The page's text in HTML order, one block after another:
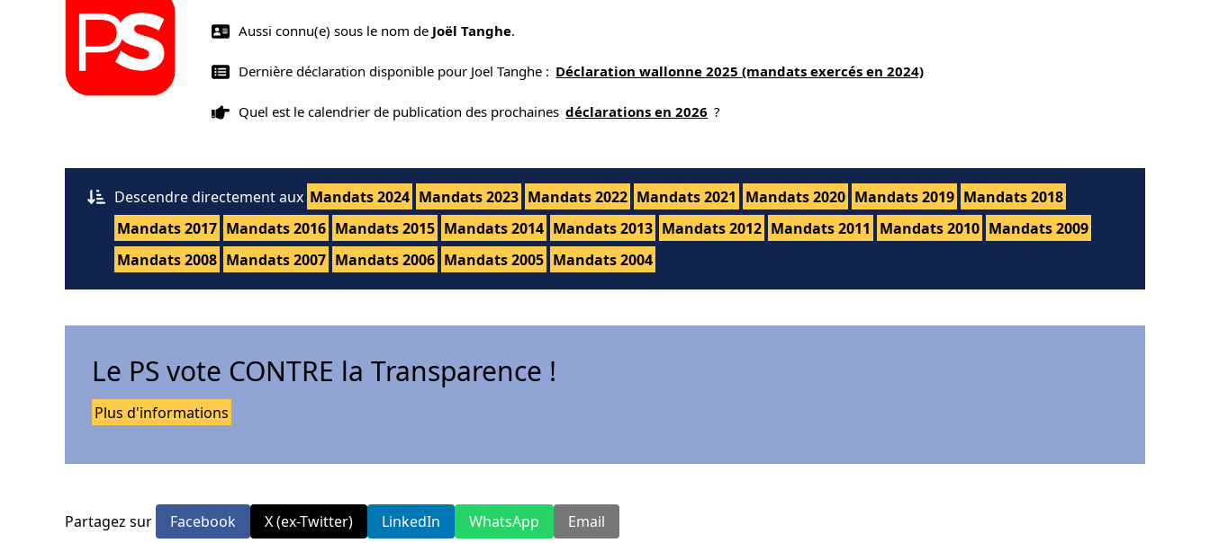
Aussi connu(e) sous le nom de Joël Tanghe.
Dernière déclaration disponible pour Joel Tanghe : Déclaration wallonne 2025 (mandats exercés en 2024)
Quel est le calendrier de publication des prochaines déclarations en 2026 ?
Descendre directement aux Mandats 2024 Mandats 2023 Mandats 2022 Mandats 2021 Mandats 2020 Mandats 2019 Mandats 2018
Mandats 2017 Mandats 2016 Mandats 2015 Mandats 2014 Mandats 2013 Mandats 2012 Mandats 2011 Mandats 2010 Mandats 2009
Mandats 2008 Mandats 2007 Mandats 2006 Mandats 2005 Mandats 2004
Le PS vote CONTRE la Transparence !
Plus d'informations
Partagez sur Facebook X (ex-Twitter) LinkedIn WhatsApp Email